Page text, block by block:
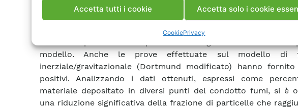
Accetta tutti i cookie Accetta solo i cookie
CookiePrivacy
aumento di caduta di pressione. Qualche ragionevole
conclusioni tuttavia permane, per il fatto di aver trascurato
“colla” che caratterizza le particelle vere di popcorn
modello. Anche le prove effettuate sul modello di
inerziale/gravitazionale (Dortmund modificato) hanno
positivi. Analizzando i dati ottenuti, espressi come
materiale depositato in diversi punti del condotto fumi, si è
una riduzione significativa della frazione di particelle che